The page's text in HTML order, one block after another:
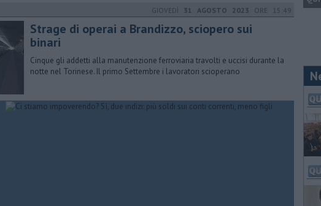
GIOVEDÌ 31 AGOSTO 2023 ORE 15:49
Strage di operai a Brandizzo, sciopero sui
binari
Cinque gli addetti alla manutenzione ferroviaria travolti e uccisi durante la
notte nel Torinese. Il primo Settembre i lavoratori scioperano